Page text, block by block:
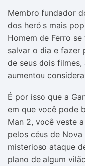
Membro fundador
dos heróis mais
Homem de Ferro
salvar o dia e fazer
de seus dois
aumentou
É por isso que a
em que você pode
Man 2, você veste
pelos céus de
misterioso ataque
plano de algum